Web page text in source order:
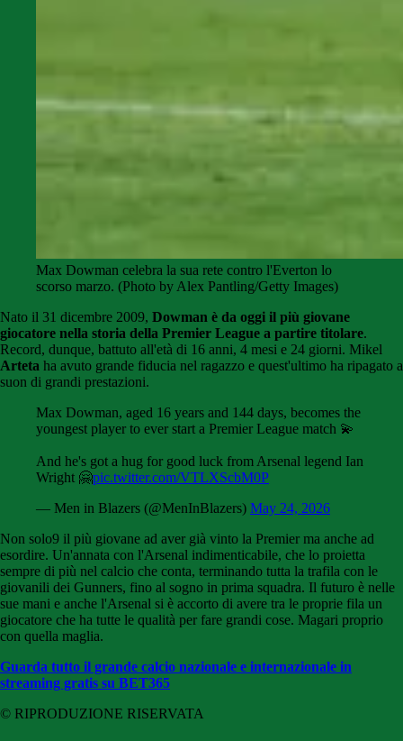
Max Dowman celebra la sua rete contro l'Everton lo
scorso marzo. (Photo by Alex Pantling/Getty Images)
Nato il 31 dicembre 2009, Dowman è da oggi il più giovane
giocatore nella storia della Premier League a partire titolare.
Record, dunque, battuto all'età di 16 anni, 4 mesi e 24 giorni. Mikel
Arteta ha avuto grande fiducia nel ragazzo e quest'ultimo ha ripagato a
suon di grandi prestazioni.
Max Dowman, aged 16 years and 144 days, becomes the
youngest player to ever start a Premier League match 💫
And he's got a hug for good luck from Arsenal legend Ian
Wright 🤗pic.twitter.com/VTLXScbM0P
— Men in Blazers (@MenInBlazers) May 24, 2026
Non solo9 il più giovane ad aver già vinto la Premier ma anche ad
esordire. Un'annata con l'Arsenal indimenticabile, che lo proietta
sempre di più nel calcio che conta, terminando tutta la trafila con le
giovanili dei Gunners, fino al sogno in prima squadra. Il futuro è nelle
sue mani e anche l'Arsenal si è accorto di avere tra le proprie fila un
giocatore che ha tutte le qualità per fare grandi cose. Magari proprio
con quella maglia.
Guarda tutto il grande calcio nazionale e internazionale in
streaming gratis su BET365
© RIPRODUZIONE RISERVATA